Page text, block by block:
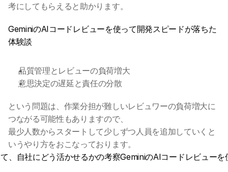
考にしてもらえると助かります。
GeminiのAIコードレビューを使って開発スピードが落ちた
体験談
品質管理とレビューの負荷増大
意思決定の遅延と責任の分散
という問題は、作業分担が難しいレビュワーの負荷増大に
つながる可能性もありますので、
最少人数からスタートして少しずつ人員を追加していくと
いうやり方をおこなっております。
、自社にどう活かせるかの考察GeminiのAIコードレビュー